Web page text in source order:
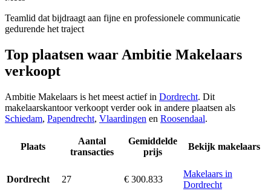
Teamlid dat bijdraagt aan fijne en professionele communicatie
gedurende het traject
Top plaatsen waar Ambitie Makelaars
verkoopt
Ambitie Makelaars is het meest actief in Dordrecht. Dit
makelaarskantoor verkoopt verder ook in andere plaatsen als
Schiedam, Papendrecht, Vlaardingen en Roosendaal.
Plaats
Aantal
transacties
Gemiddelde
prijs
Bekijk makelaars
Dordrecht 27 € 300.833
Makelaars in
Dordrecht